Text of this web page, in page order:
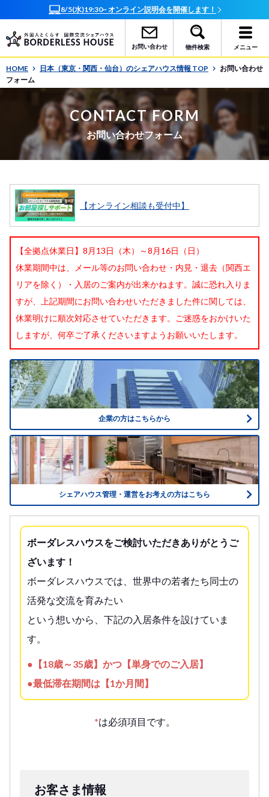
8/5(水)19:30~ オンライン説明会を開催します！
お問い合わせ 物件検索 メニュー
HOME 日本（東京・関西・仙台）のシェアハウス情報 TOP
お問い合わせ
フォーム
CONTACT FORM
お問い合わせフォーム
【オンライン相談も受付中】
【全拠点休業日】8月13日（木）～8月16日（日）
休業期間中は、メール等のお問い合わせ・内見・退去（関西エ
リアを除く）・入居のご案内が出来かねます。誠に恐れ入りま
すが、上記期間にお問い合わせいただきました件に関しては、
休業明けに順次対応させていただきます。ご迷惑をおかけいた
しますが、何卒ご了承くださいますようお願いいたします。
企業の方はこちらから
シェアハウス管理・運営をお考えの方はこちら
ボーダレスハウスをご検討いただきありがとうご
ざいます！
ボーダレスハウスでは、世界中の若者たち同士の
活発な交流を育みたい
という想いから、下記の入居条件を設けていま
す。
●【18歳～35歳】かつ【単身でのご入居】
●最低滞在期間は【1か月間】
*は必須項目です。
お客さま情報